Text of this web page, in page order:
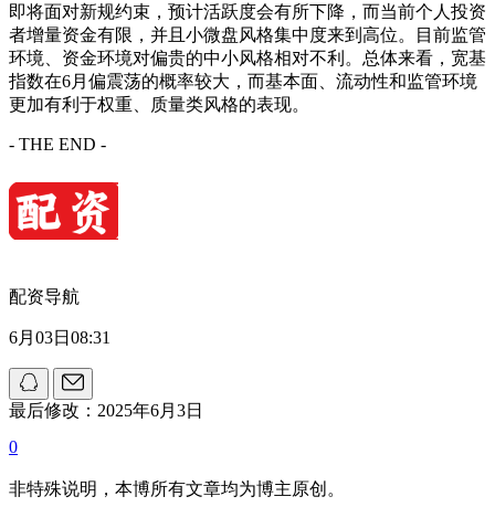
即将面对新规约束，预计活跃度会有所下降，而当前个人投资
者增量资金有限，并且小微盘风格集中度来到高位。目前监管
环境、资金环境对偏贵的中小风格相对不利。总体来看，宽基
指数在6月偏震荡的概率较大，而基本面、流动性和监管环境
更加有利于权重、质量类风格的表现。
- THE END -
配资导航
6月03日08:31
最后修改：2025年6月3日
0
非特殊说明，本博所有文章均为博主原创。